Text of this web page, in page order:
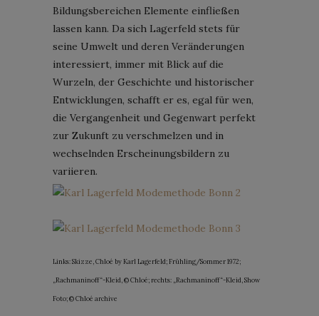
Bildungsbereichen Elemente einfließen
lassen kann. Da sich Lagerfeld stets für
seine Umwelt und deren Veränderungen
interessiert, immer mit Blick auf die
Wurzeln, der Geschichte und historischer
Entwicklungen, schafft er es, egal für wen,
die Vergangenheit und Gegenwart perfekt
zur Zukunft zu verschmelzen und in
wechselnden Erscheinungsbildern zu
variieren.
Links: Skizze, Chloé by Karl Lagerfeld; Frühling/Sommer 1972;
„Rachmaninoff“-Kleid, © Chloé; rechts: „Rachmaninoff“-Kleid, Show
Foto; © Chloé archive